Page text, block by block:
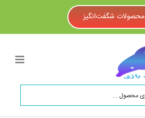
محصولات شگفت‌انگیز